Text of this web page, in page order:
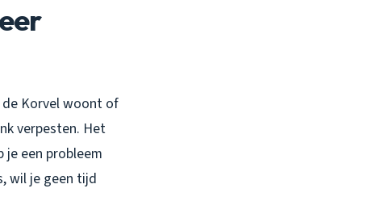
de Korvel woont of
verpesten. Het
een probleem
wil je geen tijd